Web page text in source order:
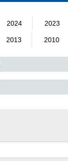
2024 2023
2013 2010